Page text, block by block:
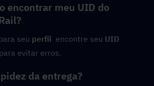
encontrar meu UID do
seu perfil
  encontre seu
UID
evitar erros.
da entrega?